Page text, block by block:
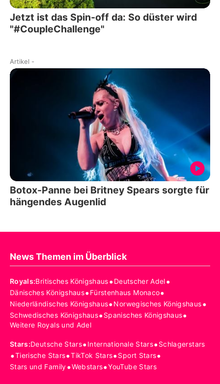
Jetzt ist das Spin-off da: So düster wird
"#CoupleChallenge"
Artikel -
Botox-Panne bei Britney Spears sorgte für
hängendes Augenlid
News Themen im Überblick
Royals:Britisches Königshaus•Deutscher Adel•
Dänisches Königshaus•Fürstenhaus Monaco•
Niederländisches Königshaus•Norwegisches Königshaus•
Schwedisches Königshaus•Spanisches Königshaus•
Weitere Royals und Adel
Stars:Deutsche Stars•Internationale Stars•Schlagerstars
•Tierische Stars•TikTok Stars•Sport Stars•
Stars und Family•Webstars•YouTube Stars